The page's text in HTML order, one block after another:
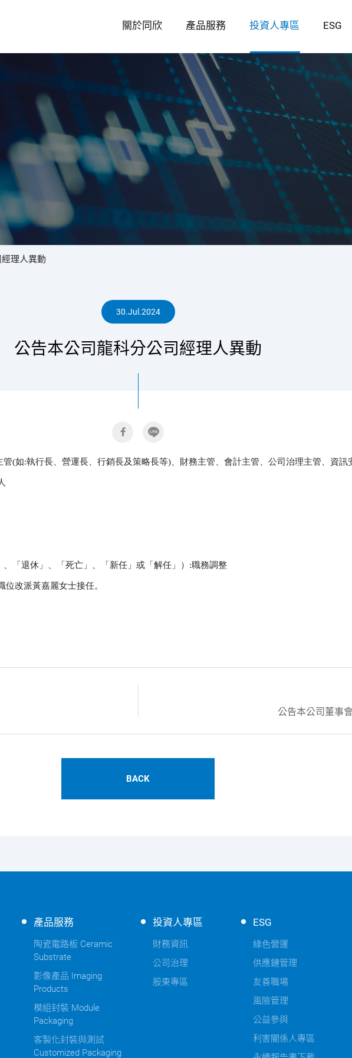
關於同欣 產品服務 投資人專區 ESG
投
資
人
專
區
理人異動
30.Jul.2024
公告本公司龍科分公司經理人異動
(如:執行長、營運長、行銷長及策略長等)、財務主管、會計主管、公司治理主管、資訊
「退休」、「死亡」、「新任」或「解任」）:職務調整
改派黃嘉麗女士接任。
公告本公司董事
BACK
產品服務
陶瓷電路板 Ceramic
Substrate
影像產品 Imaging
Products
模組封裝 Module
Packaging
客製化封裝與測試
Customized Packaging
投資人專區
財務資訊
公司治理
股東專區
ESG
綠色營運
供應鏈管理
友善職場
風險管理
公益參與
利害關係人專區